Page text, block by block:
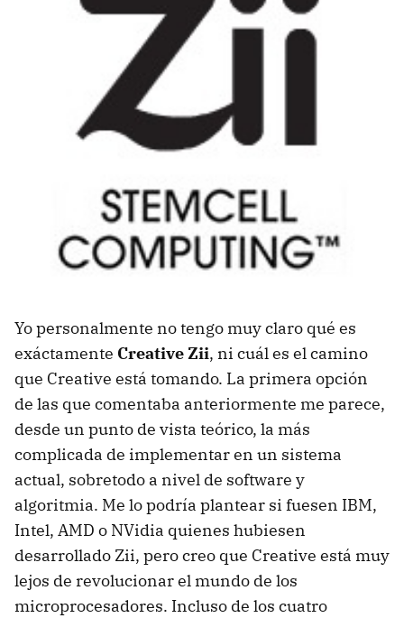
Yo personalmente no tengo muy claro qué es
exáctamente Creative Zii, ni cuál es el camino
que Creative está tomando. La primera opción
de las que comentaba anteriormente me parece,
desde un punto de vista teórico, la más
complicada de implementar en un sistema
actual, sobretodo a nivel de software y
algoritmia. Me lo podría plantear si fuesen IBM,
Intel, AMD o NVidia quienes hubiesen
desarrollado Zii, pero creo que Creative está muy
lejos de revolucionar el mundo de los
microprocesadores. Incluso de los cuatro